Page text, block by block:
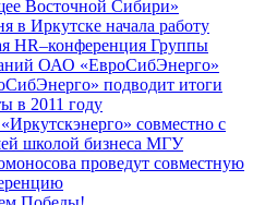
Восточной Сибири»
в Иркутске начала работу
HR–конференция Группы
ОАО «ЕвроСибЭнерго»
подводит итоги
в 2011 году
совместно с
школой бизнеса МГУ
проведут совместную